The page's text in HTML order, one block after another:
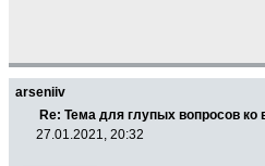
arseniiv
Re: Тема для глупых вопросов ко
27.01.2021, 20:32